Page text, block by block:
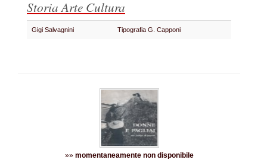
Storia Arte Cultura
Gigi Salvagnini Tipografia G. Capponi
»» momentaneamente non disponibile